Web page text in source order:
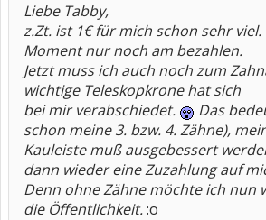
Liebe Tabby,
z.Zt. ist 1€ für mich schon sehr
Moment nur noch am bezahlen.
Jetzt muss ich auch noch zum
wichtige Teleskopkrone hat sich
bei mir verabschiedet.
Das
schon meine 3. bzw. 4.Zähne),
Kauleiste muß ausgebessert
dann wieder eine Zuzahlung auf
Denn ohne Zähne möchte ich nun
die Öffentlichkeit.:o